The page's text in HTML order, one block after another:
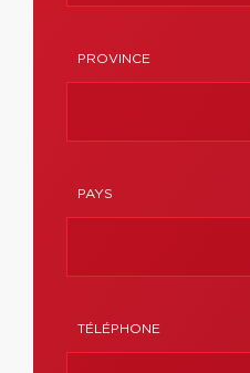
PROVINCE
PAYS
TÉLÉPHONE